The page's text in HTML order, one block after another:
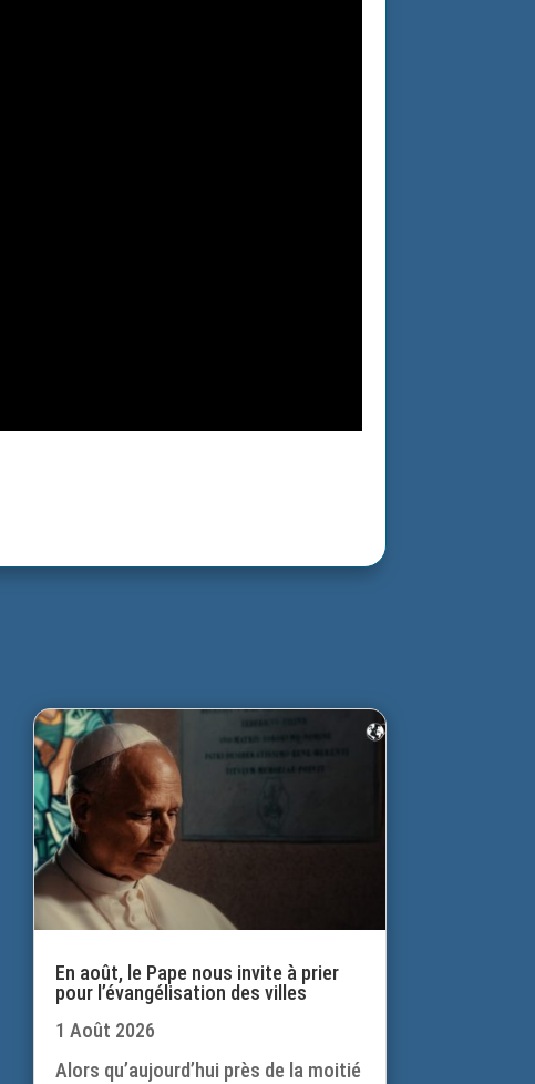
En août, le Pape nous invite à prier
pour l’évangélisation des villes
1 Août 2026
Alors qu’aujourd’hui près de la moitié